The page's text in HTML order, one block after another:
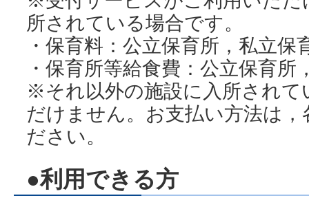
所されている場合です。
・保育料：公立保育所，私立
・保育所等給食費：公立保育
※それ以外の施設に入所されて
だけません。お支払い方法は
ださい。
●利用できる方